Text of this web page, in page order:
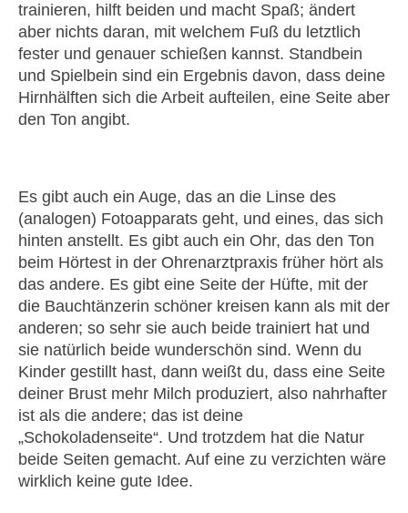
trainieren, hilft beiden und macht Spaß; ändert
aber nichts daran, mit welchem Fuß du letztlich
fester und genauer schießen kannst. Standbein
und Spielbein sind ein Ergebnis davon, dass deine
Hirnhälften sich die Arbeit aufteilen, eine Seite aber
den Ton angibt.
Es gibt auch ein Auge, das an die Linse des
(analogen) Fotoapparats geht, und eines, das sich
hinten anstellt. Es gibt auch ein Ohr, das den Ton
beim Hörtest in der Ohrenarztpraxis früher hört als
das andere. Es gibt eine Seite der Hüfte, mit der
die Bauchtänzerin schöner kreisen kann als mit der
anderen; so sehr sie auch beide trainiert hat und
sie natürlich beide wunderschön sind. Wenn du
Kinder gestillt hast, dann weißt du, dass eine Seite
deiner Brust mehr Milch produziert, also nahrhafter
ist als die andere; das ist deine
„Schokoladenseite“. Und trotzdem hat die Natur
beide Seiten gemacht. Auf eine zu verzichten wäre
wirklich keine gute Idee.